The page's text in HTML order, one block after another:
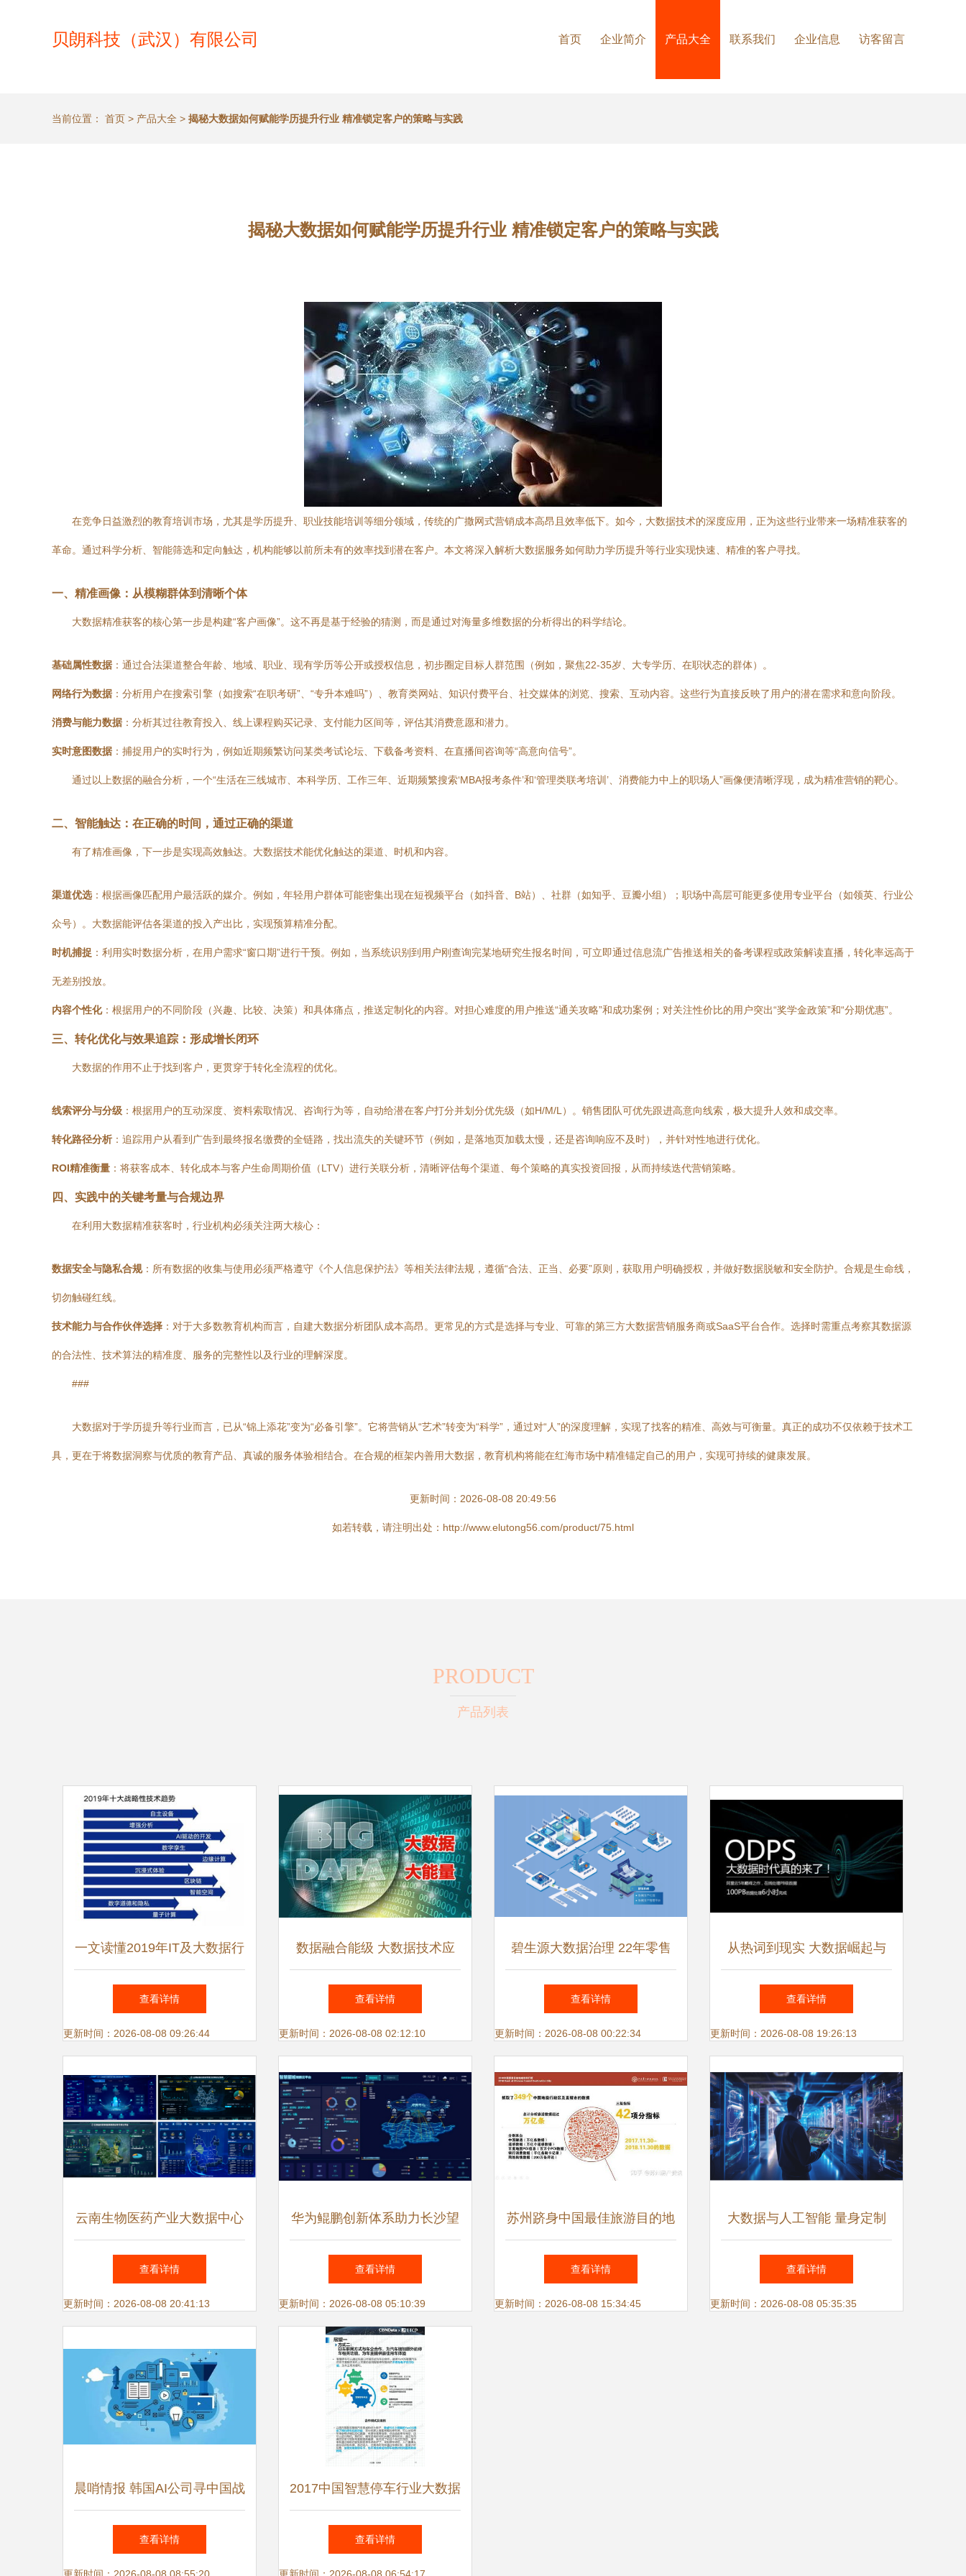
贝朗科技（武汉）有限公司 首页 企业简介 产品大全 联系我们 企业信息 访客留言
当前位置： 首页 > 产品大全 > 揭秘大数据如何赋能学历提升行业 精准锁定客户的策略与实践
揭秘大数据如何赋能学历提升行业 精准锁定客户的策略与实践
在竞争日益激烈的教育培训市场，尤其是学历提升、职业技能培训等细分领域，传统的广撒网式营销成本高昂且效率低下。如今，大数据技术的深度应用，正为这些行业带来一场精准获客的
革命。通过科学分析、智能筛选和定向触达，机构能够以前所未有的效率找到潜在客户。本文将深入解析大数据服务如何助力学历提升等行业实现快速、精准的客户寻找。
一、精准画像：从模糊群体到清晰个体
大数据精准获客的核心第一步是构建“客户画像”。这不再是基于经验的猜测，而是通过对海量多维数据的分析得出的科学结论。
基础属性数据 ：通过合法渠道整合年龄、地域、职业、现有学历等公开或授权信息，初步圈定目标人群范围（例如，聚焦22-35岁、大专学历、在职状态的群体）。
网络行为数据 ：分析用户在搜索引擎（如搜索“在职考研”、“专升本难吗”）、教育类网站、知识付费平台、社交媒体的浏览、搜索、互动内容。这些行为直接反映了用户的潜在需求和意向阶段。
消费与能力数据 ：分析其过往教育投入、线上课程购买记录、支付能力区间等，评估其消费意愿和潜力。
实时意图数据 ：捕捉用户的实时行为，例如近期频繁访问某类考试论坛、下载备考资料、在直播间咨询等“高意向信号”。
通过以上数据的融合分析，一个“生活在三线城市、本科学历、工作三年、近期频繁搜索‘MBA报考条件’和‘管理类联考培训’、消费能力中上的职场人”画像便清晰浮现，成为精准营销的靶心。
二、智能触达：在正确的时间，通过正确的渠道
有了精准画像，下一步是实现高效触达。大数据技术能优化触达的渠道、时机和内容。
渠道优选：根据画像匹配用户最活跃的媒介。例如，年轻用户群体可能密集出现在短视频平台（如抖音、B站）、社群（如知乎、豆瓣小组）；职场中高层可能更多使用专业平台（如领英、行业公
众号）。大数据能评估各渠道的投入产出比，实现预算精准分配。
时机捕捉 ：利用实时数据分析，在用户需求“窗口期”进行干预。例如，当系统识别到用户刚查询完某地研究生报名时间，可立即通过信息流广告推送相关的备考课程或政策解读直播，转化率远高于
无差别投放。
内容个性化：根据用户的不同阶段（兴趣、比较、决策）和具体痛点，推送定制化的内容。对担心难度的用户推送“通关攻略”和成功案例；对关注性价比的用户突出“奖学金政策”和“分期优惠”。
三、转化优化与效果追踪：形成增长闭环
大数据的作用不止于找到客户，更贯穿于转化全流程的优化。
线索评分与分级 ：根据用户的互动深度、资料索取情况、咨询行为等，自动给潜在客户打分并划分优先级（如H/M/L）。销售团队可优先跟进高意向线索，极大提升人效和成交率。
转化路径分析 ：追踪用户从看到广告到最终报名缴费的全链路，找出流失的关键环节（例如，是落地页加载太慢，还是咨询响应不及时），并针对性地进行优化。
ROI精准衡量 ：将获客成本、转化成本与客户生命周期价值（LTV）进行关联分析，清晰评估每个渠道、每个策略的真实投资回报，从而持续迭代营销策略。
四、实践中的关键考量与合规边界
在利用大数据精准获客时，行业机构必须关注两大核心：
数据安全与隐私合规：所有数据的收集与使用必须严格遵守《个人信息保护法》等相关法律法规，遵循“合法、正当、必要”原则，获取用户明确授权，并做好数据脱敏和安全防护。合规是生命线，
切勿触碰红线。
技术能力与合作伙伴选择 ：对于大多数教育机构而言，自建大数据分析团队成本高昂。更常见的方式是选择与专业、可靠的第三方大数据营销服务商或SaaS平台合作。选择时需重点考察其数据源
的合法性、技术算法的精准度、服务的完整性以及行业的理解深度。
###
大数据对于学历提升等行业而言，已从“锦上添花”变为“必备引擎”。它将营销从“艺术”转变为“科学”，通过对“人”的深度理解，实现了找客的精准、高效与可衡量。真正的成功不仅依赖于技术工
具，更在于将数据洞察与优质的教育产品、真诚的服务体验相结合。在合规的框架内善用大数据，教育机构将能在红海市场中精准锚定自己的用户，实现可持续的健康发展。
更新时间：2026-08-08 20:49:56
如若转载，请注明出处：http://www.elutong56.com/product/75.html
PRODUCT
产品列表
一文读懂2019年IT及大数据行
业趋势 以大数据服务为核心
查看详情
更新时间：2026-08-08 09:26:44
数据融合能级 大数据技术应
用释放更大能量的关键——访
弈聪软件卓建超
查看详情
更新时间：2026-08-08 02:12:10
碧生源大数据治理 22年零售
品牌的数据资产化之路
查看详情
更新时间：2026-08-08 00:22:34
从热词到现实 大数据崛起与
数据科学家职业浪潮的宏观透
视
查看详情
更新时间：2026-08-08 19:26:13
云南生物医药产业大数据中心
入选省级试点示范项目
查看详情
更新时间：2026-08-08 20:41:13
华为鲲鹏创新体系助力长沙望
城构建新型智慧城市标杆大数
据服务实践
查看详情
更新时间：2026-08-08 05:10:39
苏州跻身中国最佳旅游目的地
城市前三 旅游看房大数据服
务开启新趋势
查看详情
更新时间：2026-08-08 15:34:45
大数据与人工智能 量身定制
的限时速运服务专家，为何行
业领先企业争相首选？
查看详情
更新时间：2026-08-08 05:35:35
晨哨情报 韩国AI公司寻中国战
略合作伙伴，意大利汽车零部
查看详情
2017中国智慧停车行业大数据
报告 洞见趋势，驱动变革
查看详情